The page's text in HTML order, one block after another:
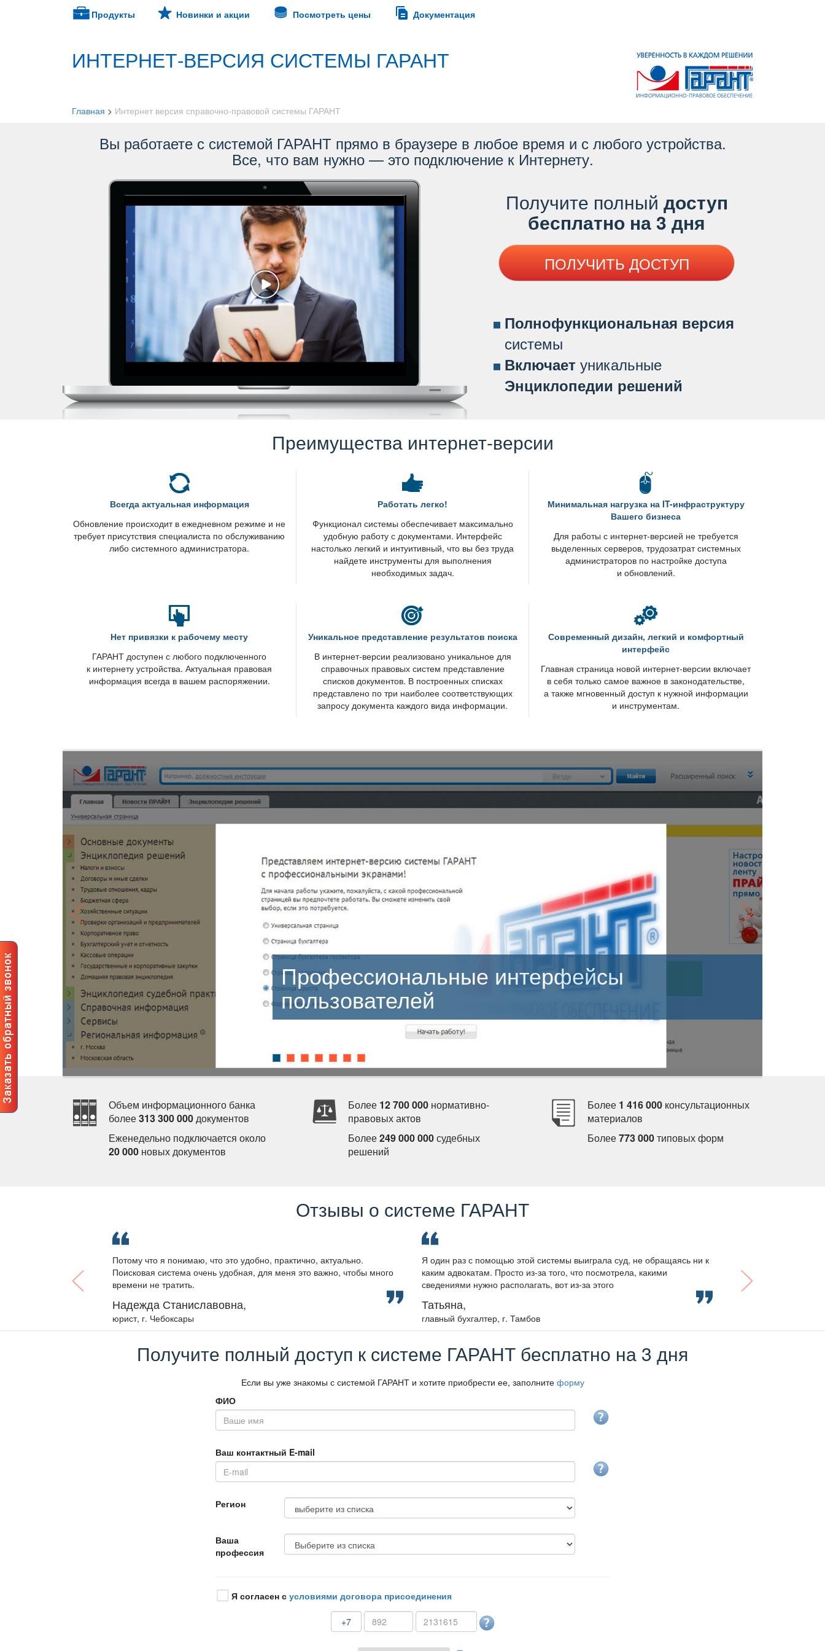
Продукты Новинки и акции Посмотреть цены Документация
ИНТЕРНЕТ-ВЕРСИЯ СИСТЕМЫ ГАРАНТ
Главная > Интернет версия справочно-правовой системы ГАРАНТ
ы работаете с системой ГАРАНТ прямо в браузере в любое время и с любого устройства.
се, что вам нужно — это подключение к Интернету.
Получите полный доступ
есплатно на 3 дня
ПОЛУЧИТЬ ДОСТУП
Полнофункциональная версия
системы
ключает уникальные
Энциклопедии решений
Преимущества интернет-версии
сегда актуальная информация
Обновление происходит в ежедневном режиме и не
требует присутствия специалиста по обслуживанию
либо системного администратора.
Работать легко!
Функционал системы обеспечивает максимально
удобную работу с документами. Интерфейс
настолько легкий и интуитивный, что вы без труда
найдете инструменты для выполнения
необходимых задач.
Минимальная нагрузка на IT-инфраструктуру
ашего бизнеса
Для работы с интернет-версией не требуется
ыделенных серверов, трудозатрат системных
администраторов по настройке доступа
и обновлений.
Нет привязки к рабочему месту
ГАРАНТ доступен с любого подключенного
к интернету устройства. Актуальная правовая
информация всегда в вашем распоряжении.
Уникальное представление результатов поиска
интернет-версии реализовано уникальное для
справочных правовых систем представление
списков документов. В построенных списках
представлено по три наиболее соответствующих
запросу документа каждого вида информации.
Современный дизайн, легкий и комфортный
интерфейс
Главная страница новой интернет-версии включает
себя только самое важное в законодательстве,
а также мгновенный доступ к нужной информации
и инструментам.
Профессиональные интерфейсы
пользователей
Объем информационного банка
олее313 300 000документо
Еженедельно подключается около
20 000 новых документо
Более 12 700 000 нормативно-
правовых акто
Более249 000 000судебных
решений
Более 1 416 000 консультационных
материало
Более773 000типовых форм
Отзывы о системе ГАРАНТ
Потому что я понимаю, что это удобно, практично, актуально.
Поисковая система очень удобная, для меня это важно, чтобы много
ремени не тратить.
Надежда Станиславовна,
юрист, г. Чебоксары
Я один раз с помощью этой системы выиграла суд, не обращаясь ни к
каким адвокатам. Просто из-за того, что посмотрела, какими
сведениями нужно располагать, вот из-за этого
Татьяна,
лавный бухгалтер, г. Тамбо
Получите полный доступ к системе ГАРАНТ бесплатно на 3 дня
Если вы уже знакомы с системой ГАРАНТ и хотите приобрести ее, заполните форму
ФИО
аш контактный E-mail
Регион
аша
профессия
Я согласен с условиями договора присоединения
+7